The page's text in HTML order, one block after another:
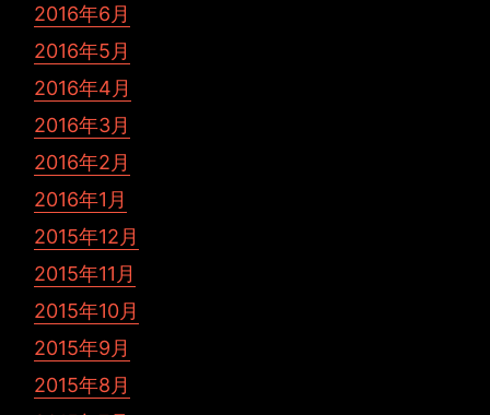
2016年6月
2016年5月
2016年4月
2016年3月
2016年2月
2016年1月
2015年12月
2015年11月
2015年10月
2015年9月
2015年8月